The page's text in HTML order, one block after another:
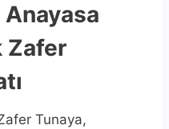
Anayasa
Zafer
Tunaya,